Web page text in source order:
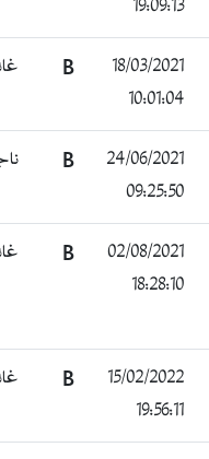
19:09:13
18/03/2021
10:01:04
غائب
24/06/2021
09:25:50
B ناجح
02/08/2021
18:28:10
B غائب
15/02/2022
19:56:11
B غائب